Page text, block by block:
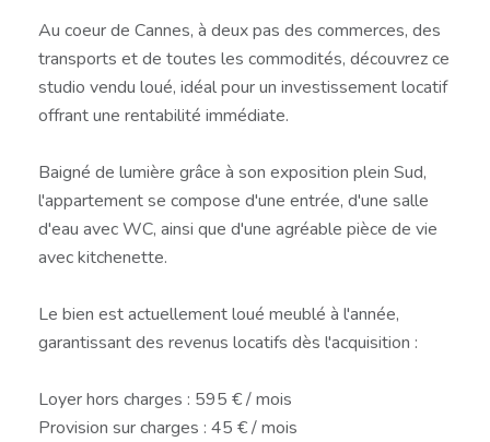
Au coeur de Cannes, à deux pas des commerces, des
transports et de toutes les commodités, découvrez ce
studio vendu loué, idéal pour un investissement locatif
offrant une rentabilité immédiate.
Baigné de lumière grâce à son exposition plein Sud,
l'appartement se compose d'une entrée, d'une salle
d'eau avec WC, ainsi que d'une agréable pièce de vie
avec kitchenette.
Le bien est actuellement loué meublé à l'année,
garantissant des revenus locatifs dès l'acquisition :
Loyer hors charges : 595 € / mois
Provision sur charges : 45 € / mois